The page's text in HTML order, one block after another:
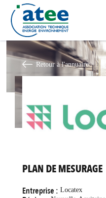
au
contenu
principal
Retour à l'annuaire
PLAN DE MESURAGE
Entreprise : Locatex
Panneau de gestion des cookies